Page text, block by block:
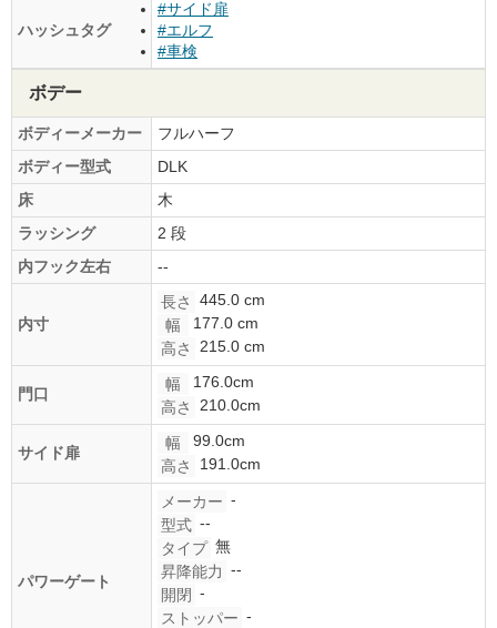
ハッシュタグ
#サイド扉
#エルフ
#車検
ボデー
ボディーメーカー
フルハーフ
ボディー型式
DLK
床
木
ラッシング
2 段
内フック左右
--
内寸
長さ
445.0 cm
幅
177.0 cm
高さ
215.0 cm
門口
幅
176.0cm
高さ
210.0cm
サイド扉
幅
99.0cm
高さ
191.0cm
パワーゲート
メーカー -
型式 --
タイプ 無
昇降能力 --
開閉 -
ストッパー -